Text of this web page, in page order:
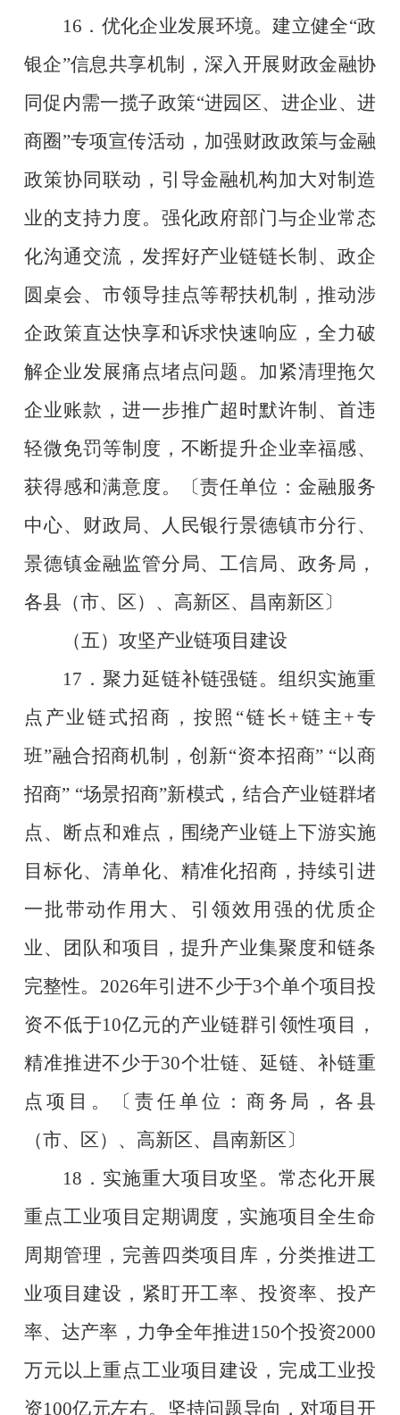
16 ．优化企业发展环境。建立健全“政
银企”信息共享机制，深入开展财政金融协
同促内需一揽子政策“进园区、进企业、进
商圈 ”专项宣传活动，加强财政政策与金融
政策协同联动，引导金融机构加大对制造
业的支持力度。强化政府部门与企业常态
化沟通交流，发挥好产业链链长制、政企
圆桌会、市领导挂点等帮扶机制，推动涉
企政策直达快享和诉求快速响应，全力破
解企业发展痛点堵点问题。加紧清理拖欠
企业账款，进一步推广超时默许制、首违
轻微免罚等制度，不断提升企业幸福感、
获得感和满意度。
〔责任单位：金融服务
中心、财政局、人民银行景德镇市分行、
景德镇金融监管分局、工信局、政务局，
各县（市、区）、高新区、昌南新区〕
（五）攻坚产业链项目建设
17 ．聚力延链补链强链。组织实施重
点产业链式招商，按照 “链长 +链主+专
班”融合招商机制，创新“资本招商” “以商
招商” “场景招商”新模式，结合产业链群堵
点、断点和难点，围绕产业链上下游实施
目标化、清单化、精准化招商，持续引进
一批带动作用大、引领效用强的优质企
业、团队和项目，提升产业集聚度和链条
完整性。 2026年引进不少于3个单个项目投
资不低于10亿元的产业链群引领性项目，
精准推进不少于30个壮链、延链、补链重
点项目。
〔责任单位：商务局，各县
（市、区）、高新区、昌南新区〕
18 ．实施重大项目攻坚。常态化开展
重点工业项目定期调度，实施项目全生命
周期管理，完善四类项目库，分类推进工
业项目建设，紧盯开工率、投资率、投产
率、达产率，力争全年推进150个投资2000
万元以上重点工业项目建设，完成工业投
资100亿元左右。坚持问题导向，对项目开